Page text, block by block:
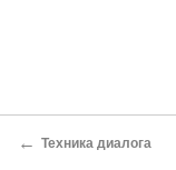
← Техника диалога